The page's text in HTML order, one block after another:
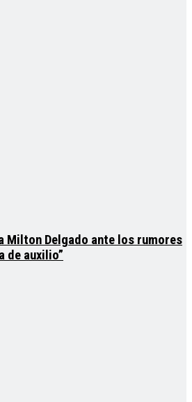
Milton Delgado ante los rumores
de auxilio”